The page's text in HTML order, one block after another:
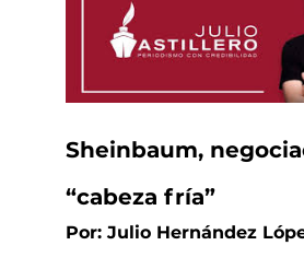
Sheinbaum,
“cabeza fría”
Por: Julio Hernández